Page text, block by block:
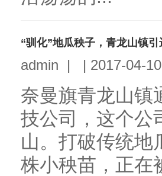
“驯化”地瓜秧子，青龙山镇
admin | | 2017-04-10
奈曼旗青龙山镇
技公司，这个公
山。打破传统地
株小秧苗，正在